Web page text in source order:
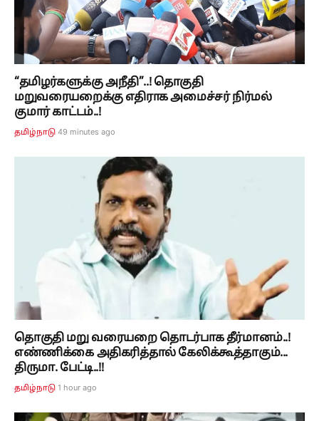
“தமிழர்களுக்கு அநீதி”..! தொகுதி
மறுவரையறைக்கு எதிராக அமைச்சர் நிர்மல்
குமார் காட்டம்..!
தமிழ்நாடு 49 minutes ago
தொகுதி மறு வரையறை தொடர்பாக தீர்மானம்..!
எண்ணிக்கை அதிகரித்தால் கேலிக்கூத்தாகும்...
திருமா. பேட்டி..!!
தமிழ்நாடு 1 hour ago